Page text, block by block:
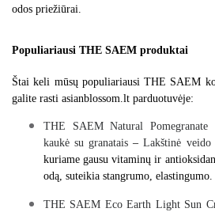
odos priežiūrai.
Populiariausi THE SAEM produktai
Štai keli mūsų populiariausi THE SAEM
galite rasti asianblossom.lt parduotuvėje:
THE SAEM Natural Pomegranate
kaukė su granatais – Lakštinė veido
kuriame gausu vitaminų ir
odą, suteikia stangrumo, elastingumo.
THE SAEM Eco Earth Light Sun